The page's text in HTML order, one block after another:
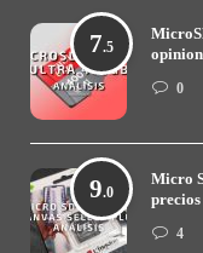
7.5
0
9.0
Micro
4